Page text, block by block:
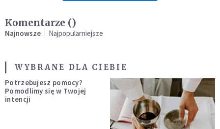
Komentarze ()
Najnowsze Najpopularniejsze
WYBRANE DLA CIEBIE
Potrzebujesz pomocy?
Pomodlimy się w Twojej
intencji